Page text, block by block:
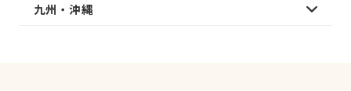
九州・沖縄